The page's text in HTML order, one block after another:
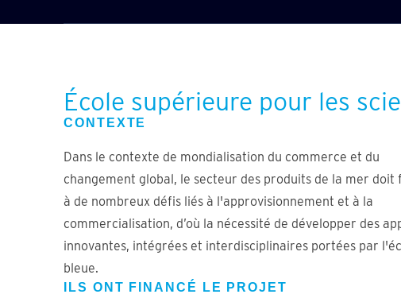
École supérieure pour les
CONTEXTE
Dans le contexte de mondialisation du commerce et du
changement global, le secteur des produits de la mer doit
à de nombreux défis liés à l'approvisionnement et à la
commercialisation, d’où la nécessité de développer des
innovantes, intégrées et interdisciplinaires portées par
bleue.
ILS ONT FINANCÉ LE PROJET